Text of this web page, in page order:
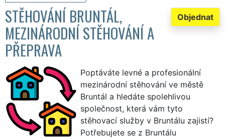
Objednat
STĚHOVÁNÍ BRUNTÁL,
MEZINÁRODNÍ STĚHOVÁNÍ A
PŘEPRAVA
Poptáváte levné a profesionální
mezinárodní stěhování ve městě
Bruntál a hledáte spolehlivou
společnost, která vám tyto
stěhovací služby v Bruntálu zajistí?
Potřebujete se z Bruntálu